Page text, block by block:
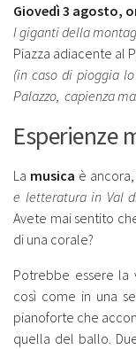
Giovedì 3 agosto,
I giganti della
Piazza adiacente al
(in caso di pioggia
Palazzo, capienza
Esperienze
La musica è
e letteratura in Val
Avete mai sentito
di una corale?
Potrebbe essere la
così come in una
pianoforte che
quella del ballo.